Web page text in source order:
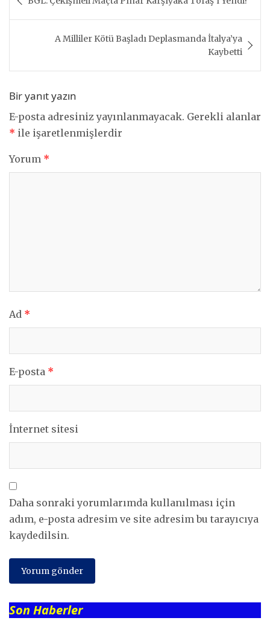
gezinmesi
A Milliler Kötü Başladı Deplasmanda İtalya’ya
Kaybetti
Bir yanıt yazın
E-posta adresiniz yayınlanmayacak. Gerekli alanlar
* ile işaretlenmişlerdir
Yorum *
Ad *
E-posta *
İnternet sitesi
Daha sonraki yorumlarımda kullanılması için
adım, e-posta adresim ve site adresim bu tarayıcıya
kaydedilsin.
Son Haberler